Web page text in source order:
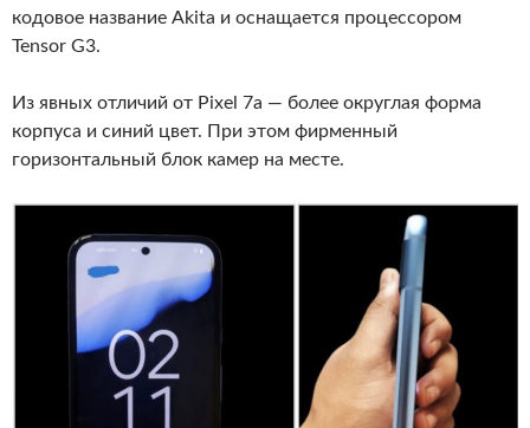
кодовое название Akita и оснащается процессором
Tensor G3.
Из явных отличий от Pixel 7a — более округлая форма
корпуса и синий цвет. При этом фирменный
горизонтальный блок камер на месте.